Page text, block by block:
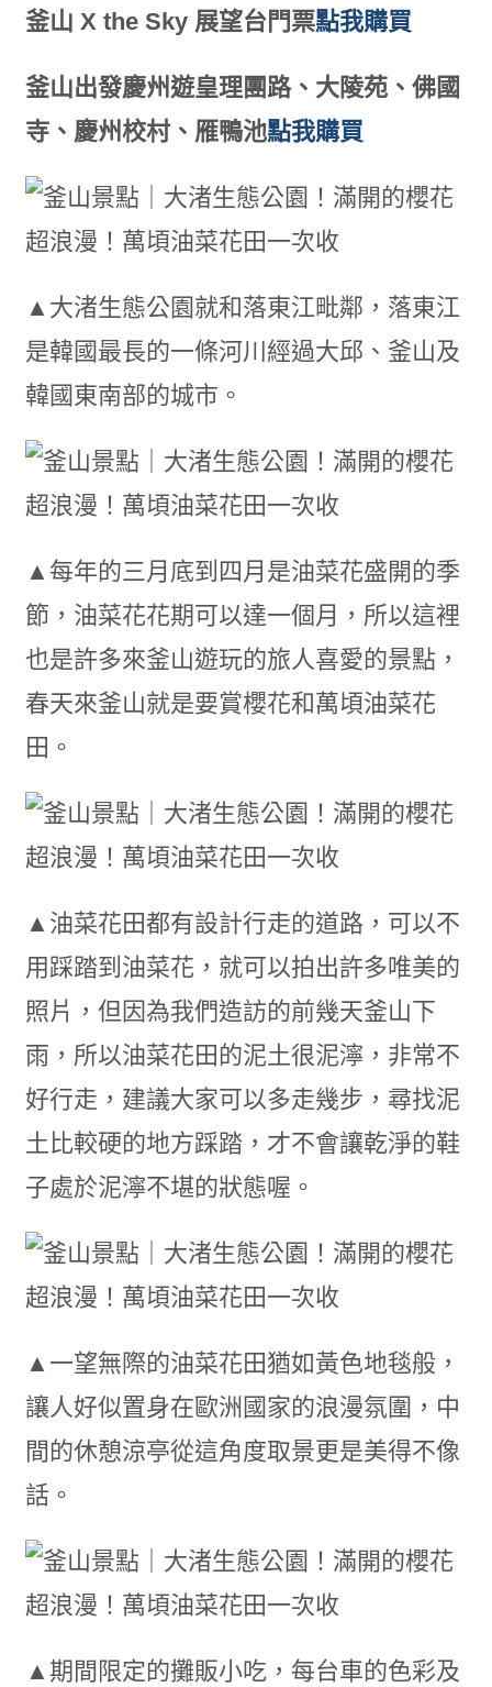
釜山 X the Sky 展望台門票點我購買
釜山出發慶州遊皇理團路、大陵苑、佛國
寺、慶州校村、雁鴨池點我購買
▲大渚生態公園就和落東江毗鄰，落東江
是韓國最長的一條河川經過大邱、釜山及
韓國東南部的城市。
▲每年的三月底到四月是油菜花盛開的季
節，油菜花花期可以達一個月，所以這裡
也是許多來釜山遊玩的旅人喜愛的景點，
春天來釜山就是要賞櫻花和萬頃油菜花
田。
▲油菜花田都有設計行走的道路，可以不
用踩踏到油菜花，就可以拍出許多唯美的
照片，但因為我們造訪的前幾天釜山下
雨，所以油菜花田的泥土很泥濘，非常不
好行走，建議大家可以多走幾步，尋找泥
土比較硬的地方踩踏，才不會讓乾淨的鞋
子處於泥濘不堪的狀態喔。
▲一望無際的油菜花田猶如黃色地毯般，
讓人好似置身在歐洲國家的浪漫氛圍，中
間的休憩涼亭從這角度取景更是美得不像
話。
▲期間限定的攤販小吃，每台車的色彩及